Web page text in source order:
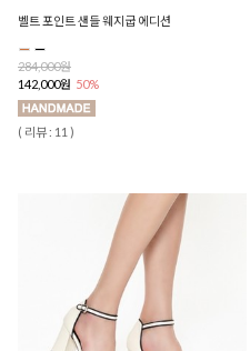
벨트 포인트 샌들 웨지굽 에디션
284,000원
142,000원 50%
( 리뷰 : 11 )